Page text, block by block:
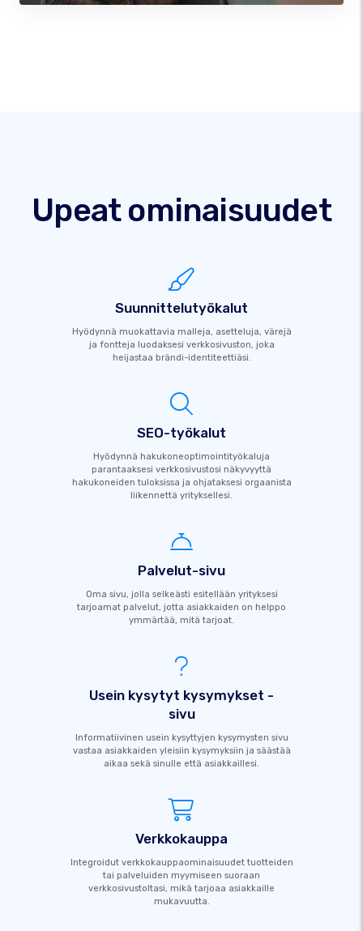
Upeat ominaisuudet
Suunnittelutyökalut
Hyödynnä muokattavia malleja, asetteluja, värejä
ja fontteja luodaksesi verkkosivuston, joka
heijastaa brändi-identiteettiäsi.
SEO-työkalut
Hyödynnä hakukoneoptimointityökaluja
parantaaksesi verkkosivustosi näkyvyyttä
hakukoneiden tuloksissa ja ohjataksesi orgaanista
liikennettä yrityksellesi.
Palvelut-sivu
Oma sivu, jolla selkeästi esitellään yrityksesi
tarjoamat palvelut, jotta asiakkaiden on helppo
ymmärtää, mitä tarjoat.
Usein kysytyt kysymykset -
sivu
Informatiivinen usein kysyttyjen kysymysten sivu
vastaa asiakkaiden yleisiin kysymyksiin ja säästää
aikaa sekä sinulle että asiakkaillesi.
Verkkokauppa
Integroidut verkkokauppaominaisuudet tuotteiden
tai palveluiden myymiseen suoraan
verkkosivustoltasi, mikä tarjoaa asiakkaille
mukavuutta.